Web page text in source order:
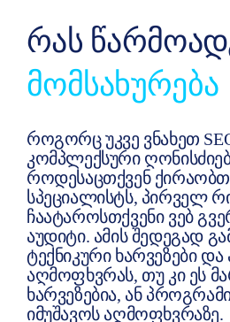
ᲠᲐᲡ
ᲛᲝᲛᲡᲐᲮᲣᲠᲔᲑᲐ
როგორც უკვე ვნახეთ
კომპლექსური
როდესაცთქვენ ქირაობთ
სპეციალისტს, პირველ
ჩაატაროსთქვენი ვებ
აუდიტი. ამის შედეგად
ტექნიკური ხარვეზები
აღმოფხვრას, თუ კი ეს
ხარვეზებია, ან
იმუშავოს აღმოფხვრაზე.